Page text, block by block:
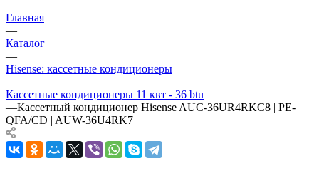
Главная
—
Каталог
—
Hisense: кассетные кондиционеры
—
Кассетные кондиционеры 11 квт - 36 btu
—Кассетный кондиционер Hisense AUC-36UR4RKC8 | PE-
QFA/CD | AUW-36U4RK7